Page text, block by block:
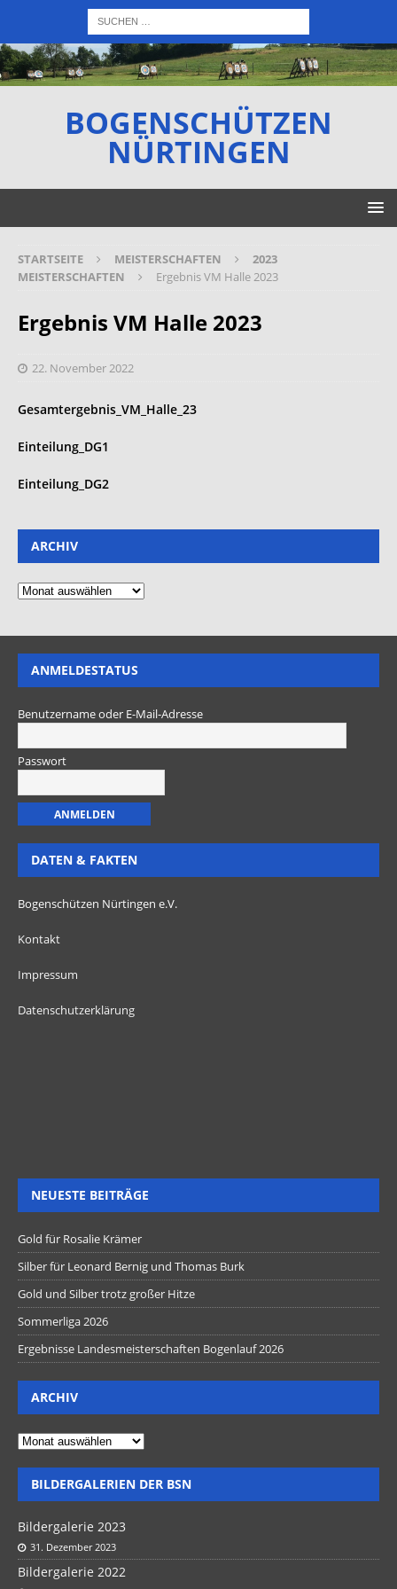
BOGENSCHÜTZEN
NÜRTINGEN
STARTSEITE MEISTERSCHAFTEN
2023
MEISTERSCHAFTEN
Ergebnis VM Halle 2023
Ergebnis VM Halle 2023
22. November 2022
Gesamtergebnis_VM_Halle_23
Einteilung_DG1
Einteilung_DG2
ARCHIV
ANMELDESTATUS
Benutzername oder E-Mail-Adresse
Passwort
DATEN & FAKTEN
Bogenschützen Nürtingen e.V.
Kontakt
Impressum
Datenschutzerklärung
NEUESTE BEITRÄGE
Gold für Rosalie Krämer
Silber für Leonard Bernig und Thomas Burk
Gold und Silber trotz großer Hitze
Sommerliga 2026
Ergebnisse Landesmeisterschaften Bogenlauf 2026
ARCHIV
BILDERGALERIEN DER BSN
Bildergalerie 2023
31. Dezember 2023
Bildergalerie 2022